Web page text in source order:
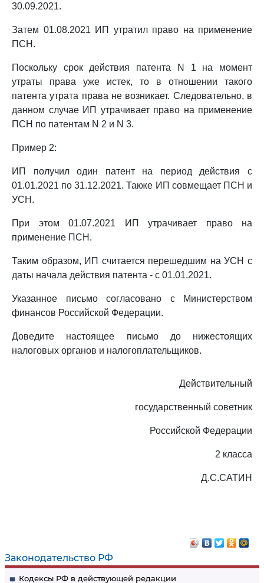
Законодательство РФ
Кодексы РФ в действующей редакции
30.09.2021.
Затем 01.08.2021 ИП утратил право на применение
ПСН.
Поскольку срок действия патента N 1 на момент
утраты права уже истек, то в отношении такого
патента утрата права не возникает. Следовательно, в
данном случае ИП утрачивает право на применение
ПСН по патентам N 2 и N 3.
Пример 2:
ИП получил один патент на период действия с
01.01.2021 по 31.12.2021. Также ИП совмещает ПСН и
УСН.
При этом 01.07.2021 ИП утрачивает право на
применение ПСН.
Таким образом, ИП считается перешедшим на УСН с
даты начала действия патента - с 01.01.2021.
Указанное письмо согласовано с Министерством
финансов Российской Федерации.
Доведите настоящее письмо до нижестоящих
налоговых органов и налогоплательщиков.
Действительный
государственный советник
Российской Федерации
2 класса
Д.С.САТИН